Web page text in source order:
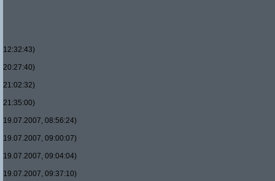
12:32:43)
20:27:40)
21:02:32)
21:35:00)
19.07.2007, 08:56:24)
19.07.2007, 09:00:07)
19.07.2007, 09:04:04)
19.07.2007, 09:37:10)